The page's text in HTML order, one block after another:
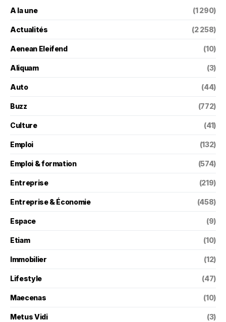
A la une (1 290)
Actualités (2 258)
Aenean Eleifend (10)
Aliquam (3)
Auto (44)
Buzz (772)
Culture (41)
Emploi (132)
Emploi & formation (574)
Entreprise (219)
Entreprise & Économie (458)
Espace (9)
Etiam (10)
Immobilier (12)
Lifestyle (47)
Maecenas (10)
Metus Vidi (3)